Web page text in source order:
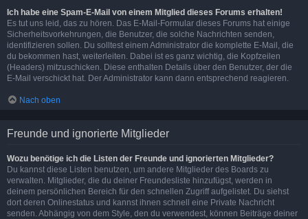
Ich habe eine Spam-E-Mail von einem Mitglied dieses Forums erhalten!
Es tut uns leid, das zu hören. Das E-Mail-Formular dieses Forums hat einige
Sicherheitsvorkehrungen, die Benutzer, die solche Nachrichten senden,
identifizieren sollen. Du solltest einem Administrator die komplette E-Mail, die
du bekommen hast, weiterleiten. Dabei ist es ganz wichtig, die Kopfzeilen
(Headers) mitzuschicken. Diese enthalten Details über den Benutzer, der die
E-Mail verschickt hat. Der Administrator kann dann entsprechend reagieren.
Nach oben
Freunde und ignorierte Mitglieder
Wozu benötige ich die Listen der Freunde und ignorierten Mitglieder?
Du kannst diese Listen benutzen, um andere Mitglieder des Boards zu
verwalten. Mitglieder, die du deiner Freundesliste hinzufügst, werden in
deinem persönlichen Bereich für den schnellen Zugriff aufgelistet. Du siehst
dort deren Onlinestatus und kannst ihnen schnell eine Private Nachricht
senden. Abhängig von dem Style, den du verwendest, können Beiträge deiner